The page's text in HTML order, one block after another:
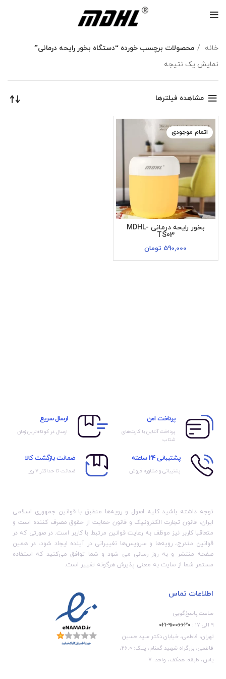
خانه
محصولات برچسب خورده “دستگاه بخور رایحه درمانی”
نمایش یک نتیجه
مشاهده فیلترها
اتمام موجودی
بخور رایحه درمانی MDHL-
TS03
590,000 تومان
پرداخت امن
پرداخت آنلاین با کارت‌های
شتاب
ارسال سریع
ارسال در کوتاه‌ترین زمان
پشتیبانی 24 ساعته
پشتیبانی و مشاوره فروش
ضمانت بازگشت کالا
ضمانت تا حداکثر ۷ روز
توجه داشته باشید کلیه اصول و رویه‏‌ها منطبق با قوانین جمهوری اسلامی
ایران، قانون تجارت الکترونیک و قانون حمایت از حقوق مصرف کننده است و
متعاقبا کاربر نیز موظف به رعایت قوانین مرتبط با کاربر است. در صورتی که در
قوانین مندرج، رویه‏‌ها و سرویس‏‌ها تغییراتی در آینده ایجاد شود، در همین
صفحه منتشر و به روز رسانی می شود و شما توافق می‏‌کنید که استفاده
مستمر شما از سایت به معنی پذیرش هرگونه تغییر است.
اطلاعات تماس
ساعت پاسخ‌گویی
۹ الی ۱۷ :
۹۱۰۰۶۶۳۰-۰۲۱
تهران، فاطمی، خیابان دکتر سید حسین
فاطمی، بزرگراه شهید گمنام، پلاک: 26.0،
یاس، طبقه: همکف، واحد: 7